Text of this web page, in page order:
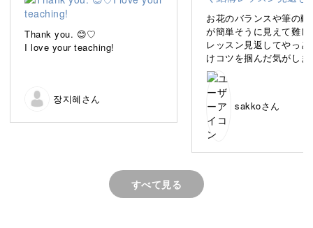
なめらかな下地を作る方法や、ふわっと自然にニュアンス
を付けるテクニックを、たっぷり盛り込んでレクチャーし
ていきます。
具体的なポイントは、
◆下地を塗るときのポイント
◆バランスの取り方
Thank you. 😊♡
I love your teaching!
장지혜さん
お花のバランスや筆の動
が簡単そうに見えて難し
レッスン見返してやっと
けコツを掴んだ気がし
自分のできないところだ
もレッスン見返せるから
たい🥹 英字シールがか
のでミラーアートで仕上
ました♬
sakkoさん
すべて見る